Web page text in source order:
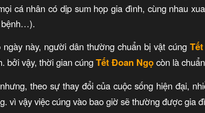
cá nhân có dịp sum họp gia đình, cùng nhau
bệnh…).
ngày này, người dân thường chuẩn bị vật cúng
bởi vậy, thời gian cúngTết Đoan Ngọcòn là
theo sự thay đổi của cuộc sống hiện đại,
vì vậy việc cúng vào bao giờ sẽ thường được gia